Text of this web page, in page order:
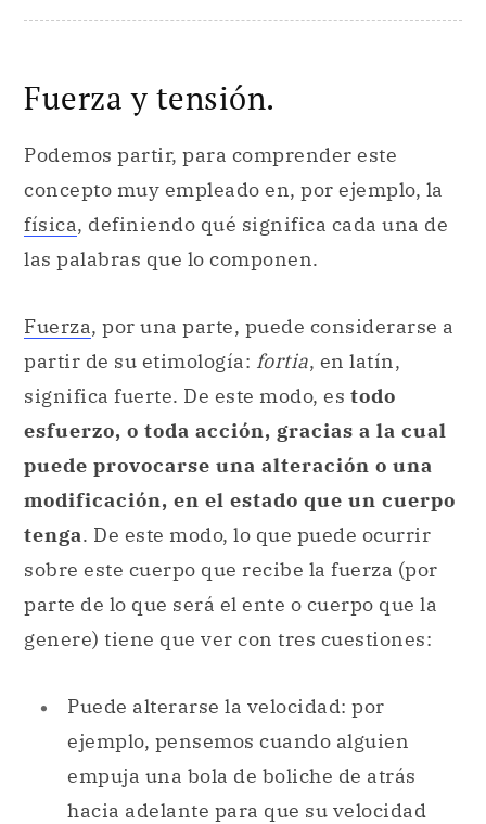
Fuerza y tensión.
Podemos partir, para comprender este
concepto muy empleado en, por ejemplo, la
física, definiendo qué significa cada una de
las palabras que lo componen.
Fuerza, por una parte, puede considerarse a
partir de su etimología: fortia, en latín,
significa fuerte. De este modo, es todo
esfuerzo, o toda acción, gracias a la cual
puede provocarse una alteración o una
modificación, en el estado que un cuerpo
tenga. De este modo, lo que puede ocurrir
sobre este cuerpo que recibe la fuerza (por
parte de lo que será el ente o cuerpo que la
genere) tiene que ver con tres cuestiones:
Puede alterarse la velocidad: por
ejemplo, pensemos cuando alguien
empuja una bola de boliche de atrás
hacia adelante para que su velocidad